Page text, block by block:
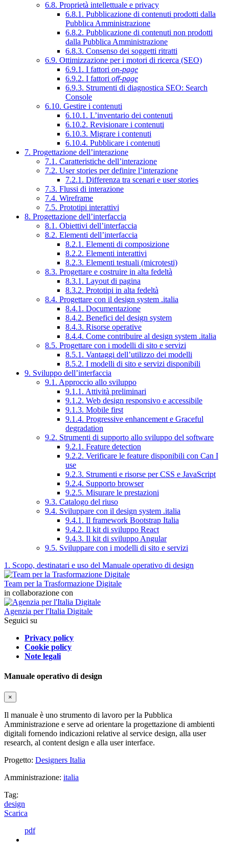
6.8. Proprietà intellettuale e privacy
6.8.1. Pubblicazione di contenuti prodotti dalla
Pubblica Amministrazione
6.8.2. Pubblicazione di contenuti non prodotti
dalla Pubblica Amministrazione
6.8.3. Consenso dei soggetti ritratti
6.9. Ottimizzazione per i motori di ricerca (SEO)
6.9.1. I fattori on-page
6.9.2. I fattori off-page
6.9.3. Strumenti di diagnostica SEO: Search
Console
6.10. Gestire i contenuti
6.10.1. L’inventario dei contenuti
6.10.2. Revisionare i contenuti
6.10.3. Migrare i contenuti
6.10.4. Pubblicare i contenuti
7. Progettazione dell’interazione
7.1. Caratteristiche dell’interazione
7.2. User stories per definire l’interazione
7.2.1. Differenza tra scenari e user stories
7.3. Flussi di interazione
7.4. Wireframe
7.5. Prototipi interattivi
8. Progettazione dell’interfaccia
8.1. Obiettivi dell’interfaccia
8.2. Elementi dell’interfaccia
8.2.1. Elementi di composizione
8.2.2. Elementi interattivi
8.2.3. Elementi testuali (microtesti)
8.3. Progettare e costruire in alta fedeltà
8.3.1. Layout di pagina
8.3.2. Prototipi in alta fedeltà
8.4. Progettare con il design system .italia
8.4.1. Documentazione
8.4.2. Benefici del design system
8.4.3. Risorse operative
8.4.4. Come contribuire al design system .italia
8.5. Progettare con i modelli di sito e servizi
8.5.1. Vantaggi dell’utilizzo dei modelli
8.5.2. I modelli di sito e servizi disponibili
9. Sviluppo dell’interfaccia
9.1. Approccio allo sviluppo
9.1.1. Attività preliminari
9.1.2. Web design responsivo e accessibile
9.1.3. Mobile first
9.1.4. Progressive enhancement e Graceful
degradation
9.2. Strumenti di supporto allo sviluppo del software
9.2.1. Feature detection
9.2.2. Verificare le feature disponibili con Can I
use
9.2.3. Strumenti e risorse per CSS e JavaScript
9.2.4. Supporto browser
9.2.5. Misurare le prestazioni
9.3. Catalogo del riuso
9.4. Sviluppare con il design system .italia
9.4.1. Il framework Bootstrap Italia
9.4.2. Il kit di sviluppo React
9.4.3. Il kit di sviluppo Angular
9.5. Sviluppare con i modelli di sito e servizi
1. Scopo, destinatari e uso del Manuale operativo di design
Team per la Trasformazione Digitale
in collaborazione con
Agenzia per l'Italia Digitale
Seguici su
Privacy policy
Cookie policy
Note legali
Manuale operativo di design
×
Il manuale è uno strumento di lavoro per la Pubblica
Amministrazione e serve ad orientare la progettazione di ambienti
digitali fornendo indicazioni relative al service design, alla user
research, al content design e alla user interface.
Progetto: Designers Italia
Amministrazione: italia
Tag:
design
Scarica
pdf